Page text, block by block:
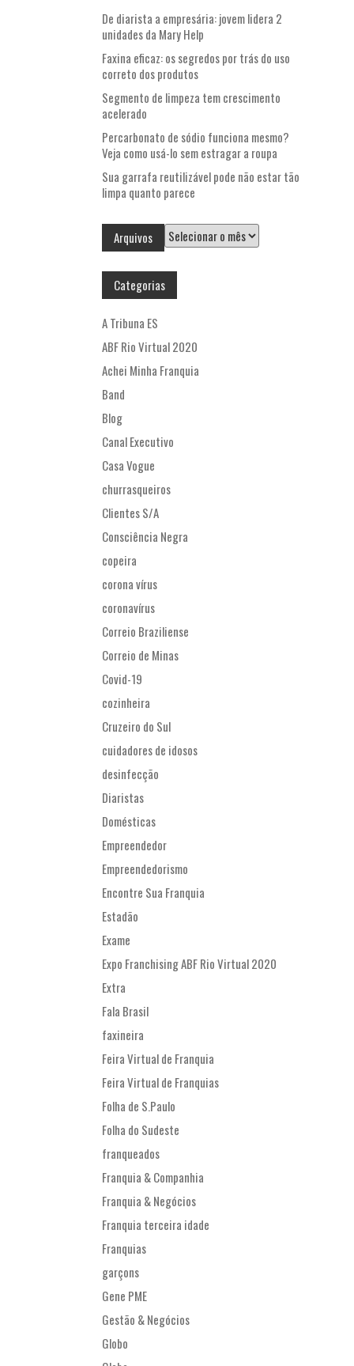
De diarista a empresária: jovem lidera 2
unidades da Mary Help
Faxina eficaz: os segredos por trás do uso
correto dos produtos
Segmento de limpeza tem crescimento
acelerado
Percarbonato de sódio funciona mesmo?
Veja como usá-lo sem estragar a roupa
Sua garrafa reutilizável pode não estar tão
limpa quanto parece
Arquivos Arquivos
Categorias
A Tribuna ES
ABF Rio Virtual 2020
Achei Minha Franquia
Band
Blog
Canal Executivo
Casa Vogue
churrasqueiros
Clientes S/A
Consciência Negra
copeira
corona vírus
coronavírus
Correio Braziliense
Correio de Minas
Covid-19
cozinheira
Cruzeiro do Sul
cuidadores de idosos
desinfecção
Diaristas
Domésticas
Empreendedor
Empreendedorismo
Encontre Sua Franquia
Estadão
Exame
Expo Franchising ABF Rio Virtual 2020
Extra
Fala Brasil
faxineira
Feira Virtual de Franquia
Feira Virtual de Franquias
Folha de S.Paulo
Folha do Sudeste
franqueados
Franquia & Companhia
Franquia & Negócios
Franquia terceira idade
Franquias
garçons
Gene PME
Gestão & Negócios
Globo